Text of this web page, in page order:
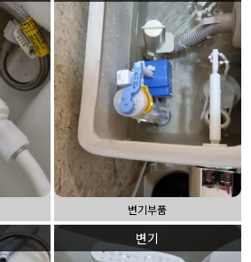
변기부품
변기